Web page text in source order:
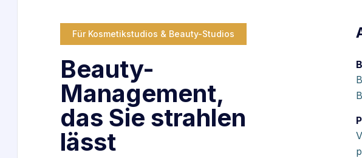
Für Kosmetikstudios & Beauty-Studios
Beauty-
Management,
das Sie strahlen
lässt